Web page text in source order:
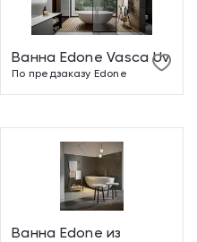
Ванна Edone Vasca Uv
По предзаказу Edone
Ванна Edone из